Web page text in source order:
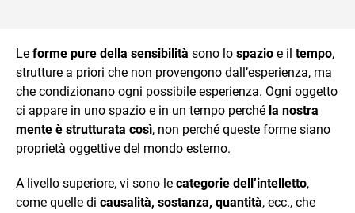
Le forme pure della sensibilità sono lo spazio e il tempo,
strutture a priori che non provengono dall’esperienza, ma
che condizionano ogni possibile esperienza. Ogni oggetto
ci appare in uno spazio e in un tempo perché la nostra
mente è strutturata così, non perché queste forme siano
proprietà oggettive del mondo esterno.
A livello superiore, vi sono le categorie dell’intelletto,
come quelle di causalità, sostanza, quantità, ecc., che